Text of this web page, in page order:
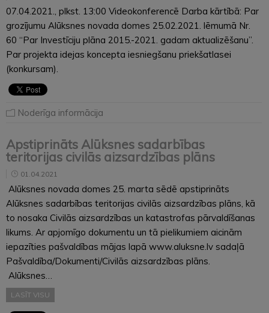
07.04.2021., plkst. 13:00 Videokonferencē Darba kārtībā: Par
grozījumu Alūksnes novada domes 25.02.2021. lēmumā Nr.
60 “Par Investīciju plāna 2015.-2021. gadam aktualizēšanu”.
Par projekta idejas koncepta iesniegšanu priekšatlasei
(konkursam).
Noderīga informācija
Apstiprināts Alūksnes sadarbības
teritorijas civilās aizsardzības plāns
01.04.2021
Alūksnes novada domes 25. marta sēdē apstiprināts
Alūksnes sadarbības teritorijas civilās aizsardzības plāns, kā
to nosaka Civilās aizsardzības un katastrofas pārvaldīšanas
likums. Ar apjomīgo dokumentu un tā pielikumiem aicinām
iepazīties pašvaldības mājas lapā www.aluksne.lv sadaļā
Pašvaldība/Dokumenti/Civilās aizsardzības plāns.
Alūksnes…
LASĪT VISU